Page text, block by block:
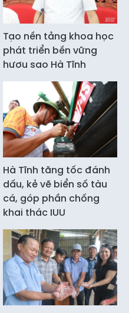
Tạo nền tảng khoa học
phát triển bền vững
hươu sao Hà Tĩnh
Hà Tĩnh tăng tốc đánh
dấu, kẻ vẽ biển số tàu
cá, góp phần chống
khai thác IUU